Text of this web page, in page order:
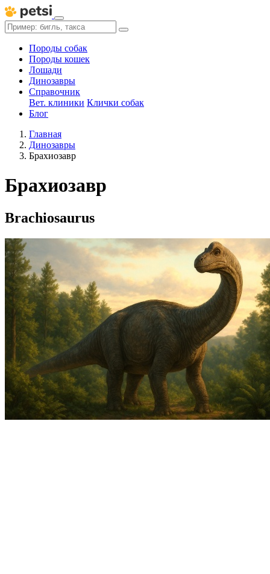
Породы собак
Породы кошек
Лошади
Динозавры
Справочник
Вет. клиники Клички собак
Блог
Главная
Динозавры
Брахиозавр
Брахиозавр
Brachiosaurus